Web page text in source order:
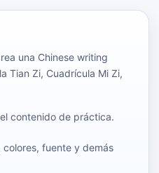
una Chinese writing
Tian Zi, Cuadrícula Mi Zi,
contenido de práctica.
fuente y demás